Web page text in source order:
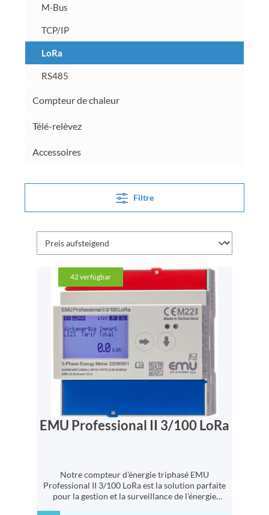
M-Bus
TCP/IP
LoRa
RS485
Compteur de chaleur
Télé-relèvez
Accessoires
Filtre
42verfügbar
EMU Professional II 3/100 LoRa
Notre compteur d'énergie triphasé EMU
Professional II 3/100 LoRa est la solution parfaite
pour la gestion et la surveillance de l'énergie